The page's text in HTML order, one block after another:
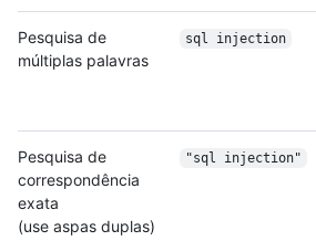
Pesquisa de
múltiplas palavras
sql injection
Pesquisa de
correspondência
exata
(use aspas duplas)
"sql injection"